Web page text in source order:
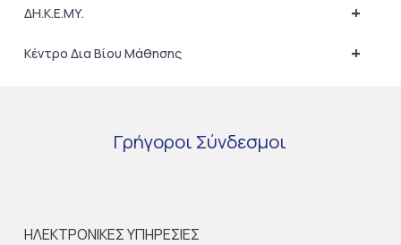
+
ΔΗ.Κ.Ε.ΜΥ.
+
Κέντρο Δια Βίου Μάθησης
Γρήγοροι Σύνδεσμοι
ΗΛΕΚΤΡΟΝΙΚΕΣ ΥΠΗΡΕΣΙΕΣ